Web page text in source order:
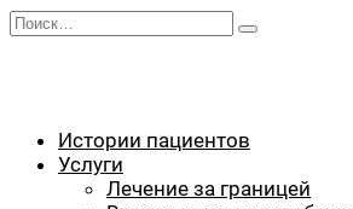
Перейти
Search
Истории пациентов
Услуги
Лечение за границей